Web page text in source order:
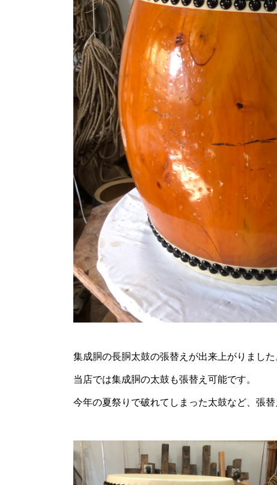
集成胴の長胴太鼓の張替えが出来上がりました
当店では集成胴の太鼓も張替え可能です。
今年の夏祭りで破れてしまった太鼓など、張